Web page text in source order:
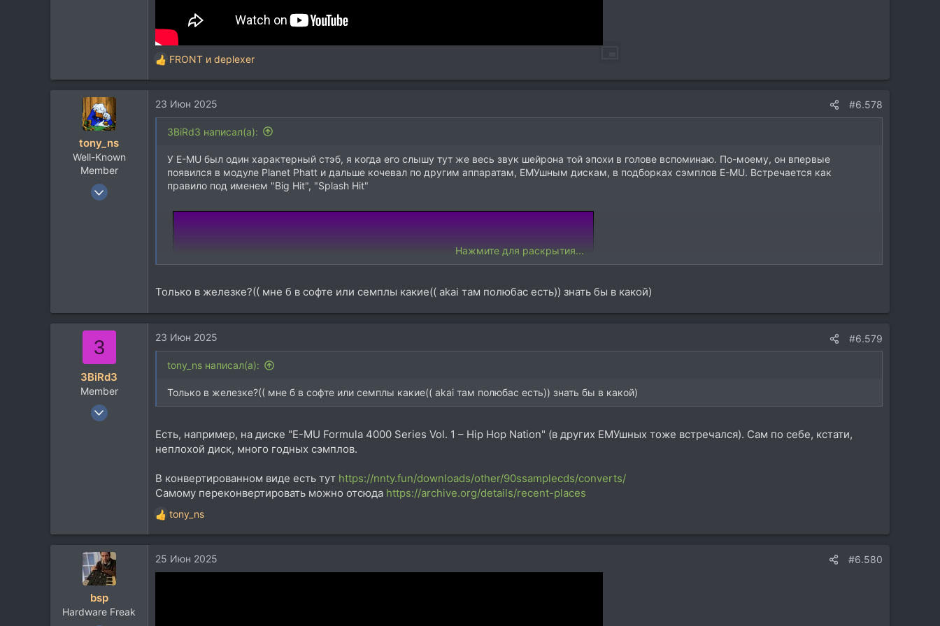
Р
е
к
ц
FRONT и deplexer
tony_ns
Well-Known
Member
10 Мар 2004
23 Июн 2025 #6.578
3BiRd3 написал(а):
У E-MU был один характерный стэб, я когда его слышу тут же весь звук шейрона той эпохи в голове вспоминаю. По-моему, он впервые
появился в модуле Planet Phatt и дальше кочевал по другим аппаратам, ЕМУшным дискам, в подборках сэмплов E-MU. Встречается как
правило под именем "Big Hit", "Splash Hit"
Нажмите для раскрытия...
Только в железке?(( мне б в софте или семплы какие(( akai там полюбас есть)) знать бы в какой)
3
3BiRd3
Member
17 Мар 2014
23 Июн 2025 #6.579
tony_ns написал(а):
Только в железке?(( мне б в софте или семплы какие(( akai там полюбас есть)) знать бы в какой)
Есть, например, на диске "E-MU Formula 4000 Series Vol. 1 – Hip Hop Nation" (в других ЕМУшных тоже встречался). Сам по себе, кстати,
неплохой диск, много годных сэмплов.
В конвертированном виде есть тут https://nnty.fun/downloads/other/90ssamplecds/converts/
Самому переконвертировать можно отсюда https://archive.org/details/recent-places
Р
е
к
ц
tony_ns
bsp
Hardware Freak
25 Июн 2025 #6.580